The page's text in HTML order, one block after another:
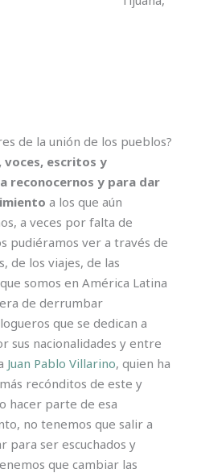
de la unión de los pueblos?
voces, escritos y
reconocernos y para dar
a los que aún
a veces por falta de
pudiéramos ver a través de
de los viajes, de las
somos en América Latina
de derrumbar
que se dedican a
sus nacionalidades y entre
Juan Pablo Villarino, quien ha
recónditos de este y
hacer parte de esa
no tenemos que salir a
para ser escuchados y
que cambiar las